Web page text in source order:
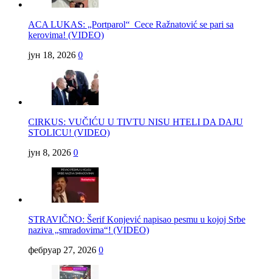
ACA LUKAS: „Portparol“ Cece Ražnatović se pari sa
kerovima! (VIDEO)
јун 18, 2026 0
CIRKUS: VUČIĆU U TIVTU NISU HTELI DA DAJU
STOLICU! (VIDEO)
јун 8, 2026 0
STRAVIČNO: Šerif Konjević napisao pesmu u kojoj Srbe
naziva „smradovima“! (VIDEO)
фебруар 27, 2026 0